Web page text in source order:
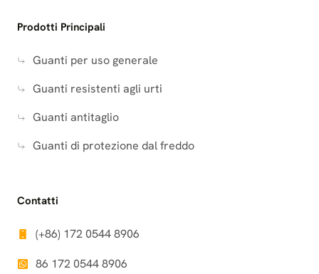
Prodotti Principali
Guanti per uso generale
Guanti resistenti agli urti
Guanti antitaglio
Guanti di protezione dal freddo
Contatti
(+86) 172 0544 8906
86 172 0544 8906